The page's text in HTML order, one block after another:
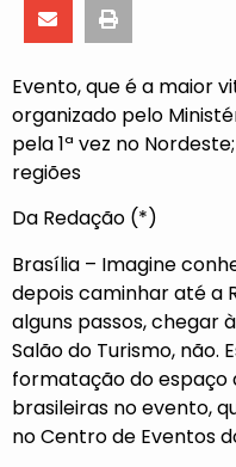
Evento, que é a maior
organizado pelo
pela 1ª vez no
regiões
Da Redação (*)
Brasília – Imagine
depois caminhar até a
alguns passos, chegar
Salão do Turismo, não.
formatação do espaço
brasileiras no evento,
no Centro de Eventos